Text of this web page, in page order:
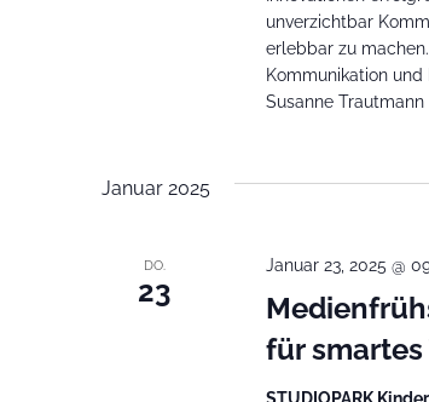
unverzichtbar
erlebbar zu
Kommunikation
Susanne
Januar 2025
DO.
23
für
Januar 23, 2025 @